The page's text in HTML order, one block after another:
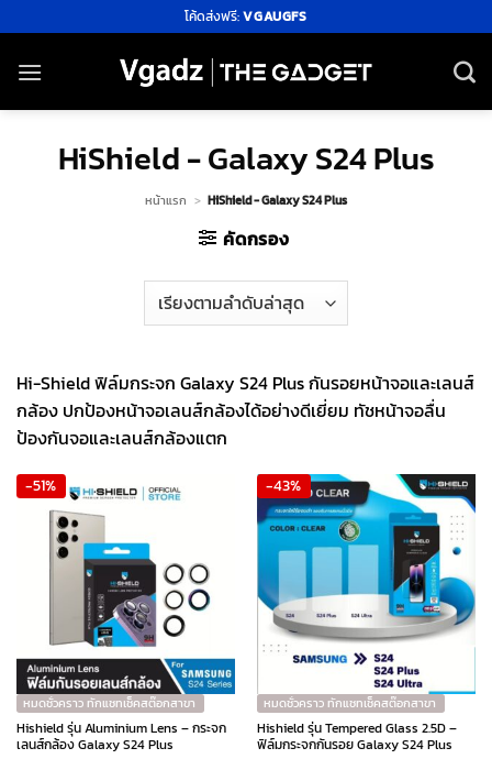
ไป
ยัง
โค้ดส่งฟรี:VGAUGFS
HiShield - Galaxy S24 Plus
หน้าแรก > HiShield - Galaxy S24 Plus
คัดกรอง
Hi-Shield ฟิล์มกระจก Galaxy S24 Plus กันรอยหน้าจอและเลนส์
กล้อง ปกป้องหน้าจอเลนส์กล้องได้อย่างดีเยี่ยม ทัชหน้าจอลื่น
ป้องกันจอและเลนส์กล้องแตก
-51%
หมดชั่วคราว ทักแชทเช็คสต๊อกสาขา
Hishield รุ่น Aluminium Lens – กระจก
เลนส์กล้อง Galaxy S24 Plus
-43%
หมดชั่วคราว ทักแชทเช็คสต๊อกสาขา
Hishield รุ่น Tempered Glass 2.5D –
ฟิล์มกระจกกันรอย Galaxy S24 Plus